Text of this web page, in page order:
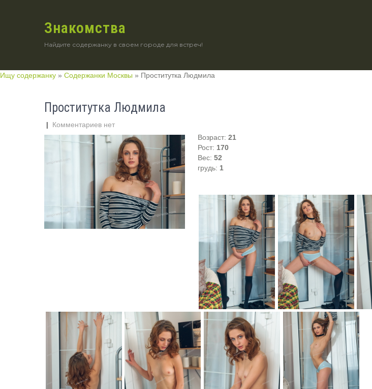
Знакомства
Найдите содержанку в своем городе для встреч!
Ищу содержанку » Содержанки Москвы » Проститутка Людмила
Проститутка Людмила
| Комментариев нет
Возраст: 21
Рост: 170
Вес: 52
грудь: 1